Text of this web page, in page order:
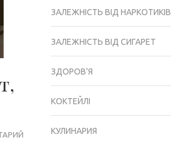
ТОРГОВАЯ
ЗАЛЕЖНІСТЬ ВІД НАРКОТИКІВ
ЗАЛЕЖНІСТЬ ВІД СИГАРЕТ
ЗДОРОВ'Я
КОКТЕЙЛІ
КУЛИНАРИЯ